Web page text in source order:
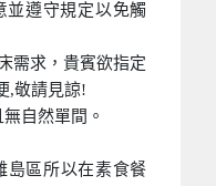
並遵守規定以免觸
需求，貴賓欲指定
,敬請見諒!
自然單間。
島區所以在素食餐